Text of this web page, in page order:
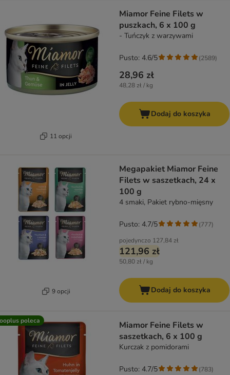
11 opcji
Miamor Feine Filets w
puszkach, 6 x 100 g
- Tuńczyk z warzywami
28,96 zł
48,28 zł / kg
Pusto: 4.6/5 (2589)
Dodaj do koszyka
9 opcji
Megapakiet Miamor Feine
Filets w saszetkach, 24 x
100 g
4 smaki, Pakiet rybno-mięsny
pojedynczo 127,84 zł
121,96 zł
50,80 zł / kg
Pusto: 4.7/5 (777)
Dodaj do koszyka
poleca
Miamor Feine Filets w
saszetkach, 6 x 100 g
Kurczak z pomidorami
Pusto: 4.7/5 (783)